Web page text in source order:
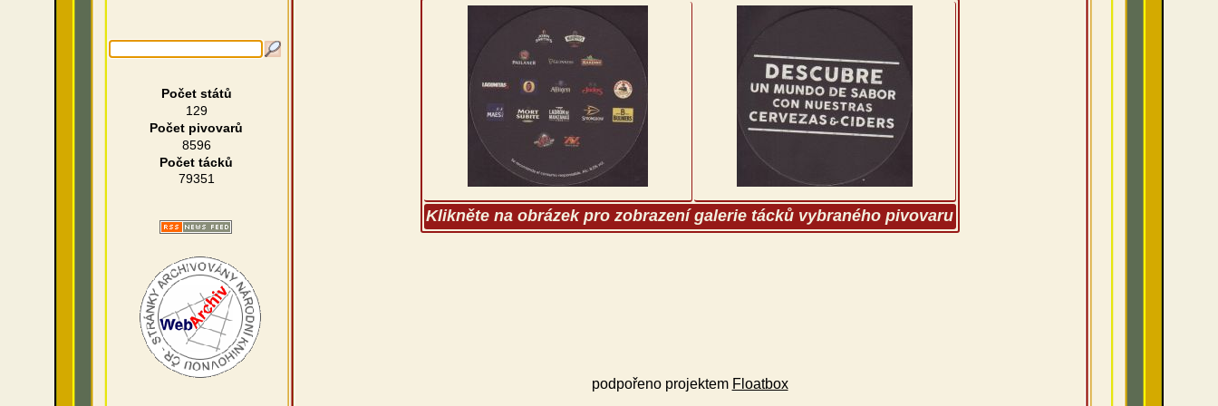
Klikněte na obrázek pro zobrazení galerie tácků vybraného pivovaru
podpořeno projektem Floatbox
Počet států
129
Počet pivovarů
8596
Počet tácků
79351